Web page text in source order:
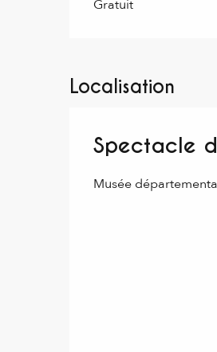
Gratuit
Localisation
Spectacle
Musée